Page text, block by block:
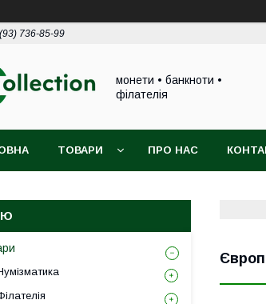
736-85-99
монети • банкноти •
філателія
ТОВАРИ ПРО НАС